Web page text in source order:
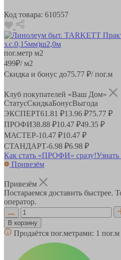
Код товара: 610557
пог.метр м2
499₽/ м2
Скидка и бонус до75.77 ₽/ пог.м
Клуб покупателей «Ваш Дом»
СтатусСкидкаБонусВыгода
ЭКСПЕРТ61.81 ₽13.96 ₽75.77 ₽
ПРОФИ38.88 ₽10.47 ₽49.35 ₽
МАСТЕР-10.47 ₽10.47 ₽
СТАНДАРТ-6.98 ₽6.98 ₽
Как стать «ПРОФИ» сразу!
Привезём
Привезём
Постараемся доставить быстрее.
оператор.
В корзину
Продаётся пог.метрами: 1